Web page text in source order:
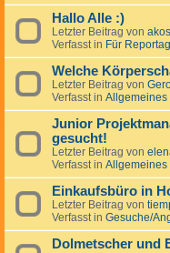
Hallo Alle :)
Letzter Beitrag von akos
Verfasst in Für
Welche
Letzter Beitrag von
Verfasst in Allgemeines
Junior
gesucht!
Letzter Beitrag von
Verfasst in Allgemeines
Einkaufsbüro in
Letzter Beitrag von
Verfasst in Gesuche/
Dolmetscher und